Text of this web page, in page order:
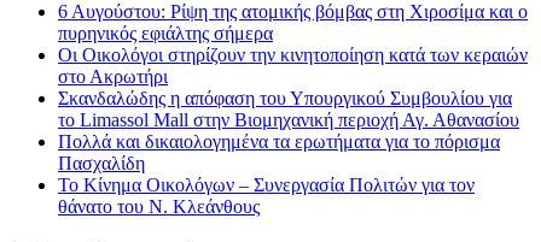
6 Αυγούστου: Ρίψη της ατομικής βόμβας στη Χιροσίμα και ο
πυρηνικός εφιάλτης σήμερα
Οι Οικολόγοι στηρίζουν την κινητοποίηση κατά των κεραιών
στο Ακρωτήρι
Σκανδαλώδης η απόφαση του Υπουργικού Συμβουλίου για
το Limassol Mall στην Βιομηχανική περιοχή Αγ. Αθανασίου
Πολλά και δικαιολογημένα τα ερωτήματα για το πόρισμα
Πασχαλίδη
Το Κίνημα Οικολόγων – Συνεργασία Πολιτών για τον
θάνατο του Ν. Κλεάνθους